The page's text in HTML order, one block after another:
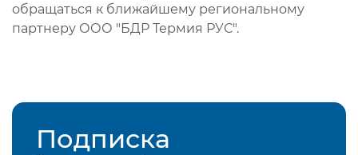
обращаться к ближайшему региональному
партнеру ООО "БДР Термия РУС".
Подписка